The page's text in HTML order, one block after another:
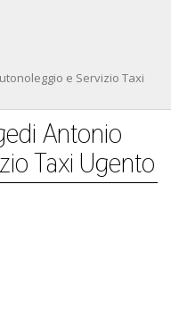
e Servizio Taxi
Antonio
Taxi Ugento